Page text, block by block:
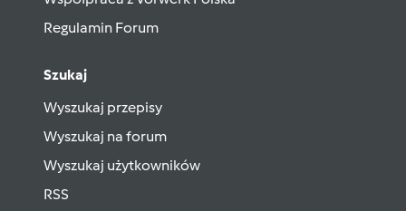
Regulamin Forum
Szukaj
Wyszukaj przepisy
Wyszukaj na forum
Wyszukaj użytkowników
RSS